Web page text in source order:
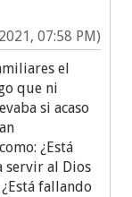
07:58 PM)
el
que ni
si acaso
¿Está
servir al Dios
fallando